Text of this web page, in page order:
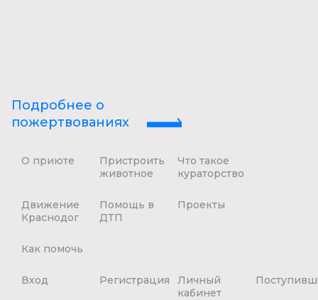
Подробнее о
пожертвованиях
О приюте
Пристроить
животное
Что такое
кураторство
Движение
Краснодог
Помощь в
ДТП
Проекты
Как помочь
Вход Регистрация
Личный
кабинет